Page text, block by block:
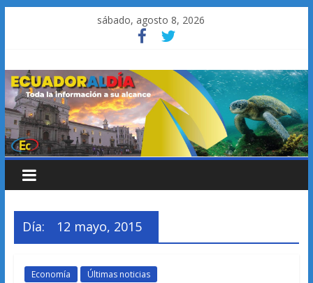
sábado, agosto 8, 2026
Día: 12 mayo, 2015
Economía Últimas noticias